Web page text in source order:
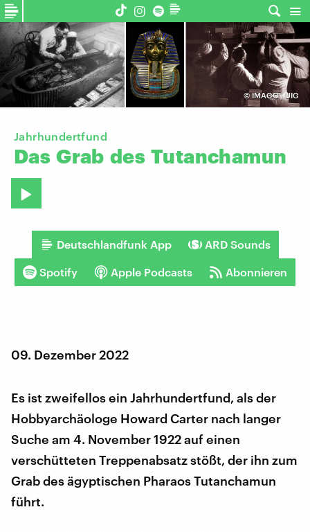
©IMAGO | UIG
Jahrhundertfund
Das Grab des Tutanchamun
Deutschlandfunk App ARD Sounds
Spotify Apple Podcasts Abonnieren
09. Dezember 2022
Es ist zweifellos ein Jahrhundertfund, als der
Hobbyarchäologe Howard Carter nach langer
Suche am 4. November 1922 auf einen
verschütteten Treppenabsatz stößt, der ihn zum
Grab des ägyptischen Pharaos Tutanchamun
führt.